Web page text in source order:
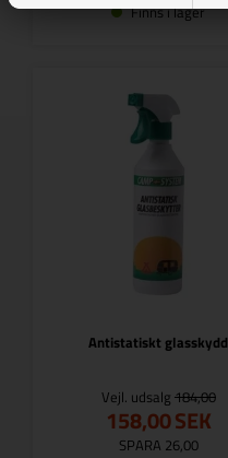
Finns i lager
Antistatiskt glasskydd
Vejl. udsalg 184,00
158,00SEK
SPARA 26,00